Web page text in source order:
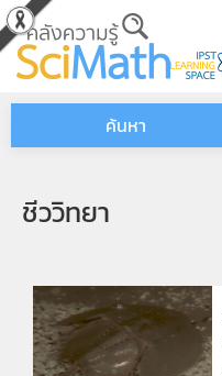
Skip to main content
ค้นหา
ชีววิทยา